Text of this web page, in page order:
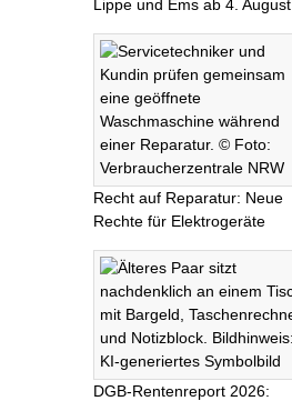
Lippe und Ems ab 4. August
Recht auf Reparatur: Neue
Rechte für Elektrogeräte
DGB-Rentenreport 2026: